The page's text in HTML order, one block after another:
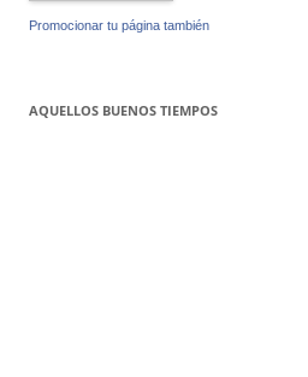
Promocionar tu página también
AQUELLOS BUENOS TIEMPOS